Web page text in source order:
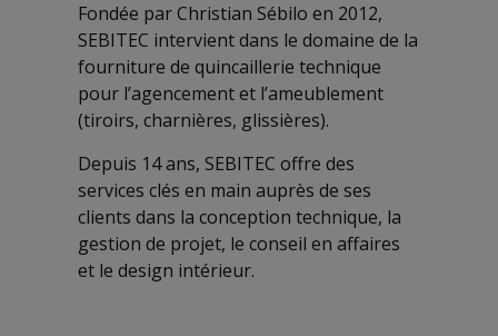
Fondée par Christian Sébilo en 2012,
SEBITEC intervient dans le domaine de la
fourniture de quincaillerie technique
pour l’agencement et l’ameublement
(tiroirs, charnières, glissières).
Depuis 14 ans, SEBITEC offre des
services clés en main auprès de ses
clients dans la conception technique, la
gestion de projet, le conseil en affaires
et le design intérieur.